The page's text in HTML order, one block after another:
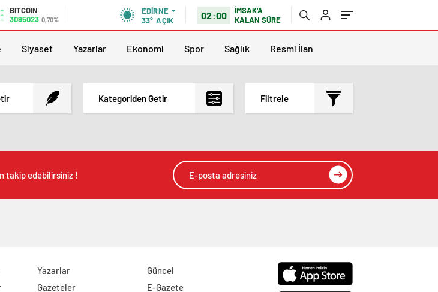
BITCOIN
3095023 0,70%
EDIRNE
33° AÇIK 02:00
İMSAK'A
KALAN SÜRE
Siyaset Yazarlar Ekonomi Spor Sağlık Resmi İlan
Kategoriden Getir Filtrele
Yorum Sayısına Göre
En eskiler
takip edebilirsiniz !
Yazarlar
Gazeteler
Güncel
E-Gazete